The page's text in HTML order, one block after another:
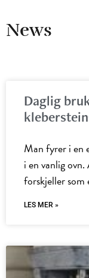
News
Daglig
Man fyrer i en
i en vanlig
forskjeller som
LES MER »